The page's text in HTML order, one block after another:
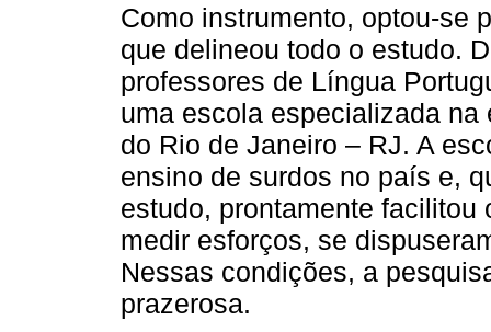
Como instrumento, optou-se
que delineou todo o estudo.
professores de Língua
uma escola especializada
do Rio de Janeiro – RJ. A
ensino de surdos no país e,
estudo, prontamente
medir esforços, se
Nessas condições, a
prazerosa.